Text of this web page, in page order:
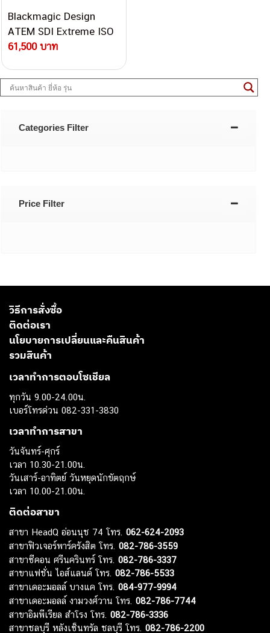
Blackmagic Design
ATEM SDI Extreme ISO
สวิตเชอร์ไลฟ์โปรดักชัน
61,500 บาท
Categories Filter
Price Filter
วิธีการสั่งซื้อ
ติดต่อเรา
นโยบายการเปลี่ยนและคืนสินค้า
รวมสินค้า
เวลาทำการตอบโซเชียล
ทุกวัน 9.00-24.00น.
เบอร์โทรด่วน 082-331-3830
เวลาทำการสาขา
วันจันทร์-ศุกร์
เวลา 10.30-21.00น.
วันเสาร์-อาทิตย์ วันหยุดนักขัตฤกษ์
เวลา 10.00-21.00น.
ติดต่อสาขา
สาขา HeadQ อ่อนนุช 74 โทร. 062-624-2093
สาขาฟิวเจอร์พาร์ครังสิต โทร. 082-786-3559
สาขาซีคอน ศรีนครินทร์ โทร. 082-786-3337
สาขาแฟชั่น ไอส์แลนด์ โทร. 082-786-5533
สาขาเดอะมอลล์ บางแค โทร. 084-977-9994
สาขาเดอะมอลล์ งามวงศ์วาน โทร. 082-786-7744
สาขาอิมพีเรียล สำโรง โทร. 082-786-3336
สาขาชลบุรี หลังเซ็นทรัล ชลบุรี โทร. 082-786-2200